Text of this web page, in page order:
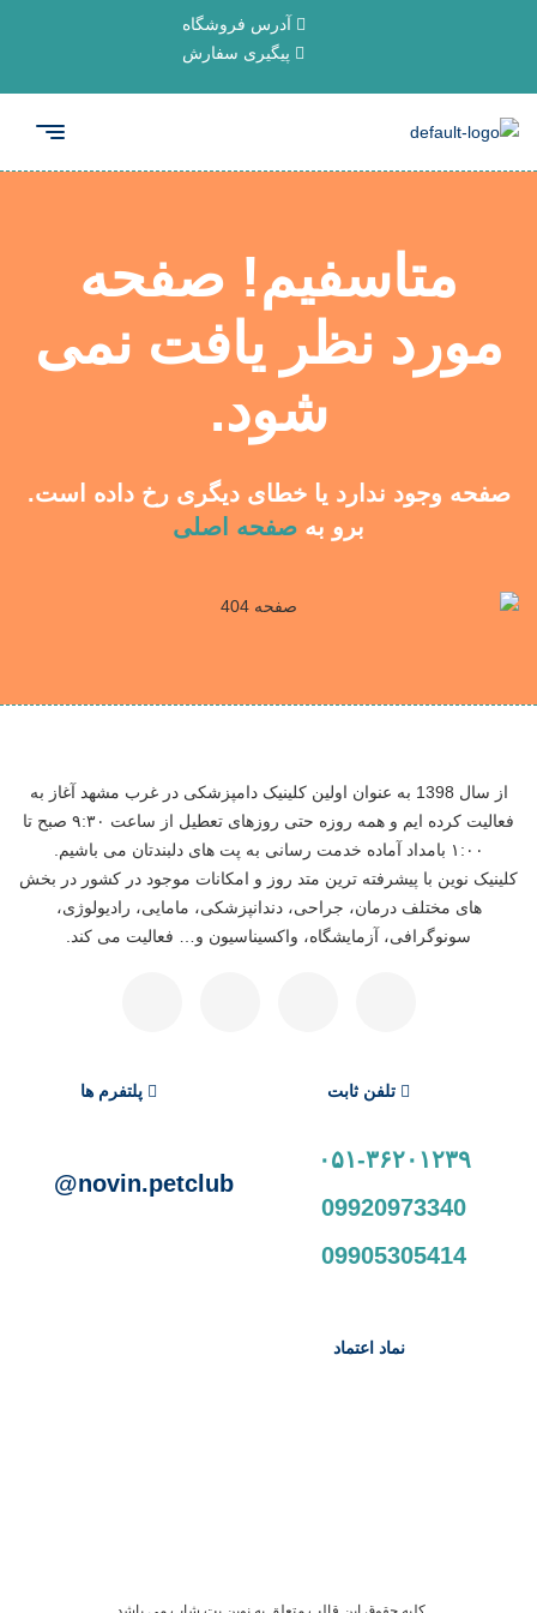
آدرس فروشگاه
پیگیری سفارش
متاسفیم! صفحه
مورد نظر یافت نمی
شود.
صفحه وجود ندارد یا خطای دیگری رخ داده است.
برو به صفحه اصلی
از سال 1398 به عنوان اولین کلینیک دامپزشکی در غرب مشهد آغاز به
فعالیت کرده ایم و همه روزه حتی روزهای تعطیل از ساعت ۹:۳۰ صبح تا
۱:۰۰ بامداد آماده خدمت رسانی به پت های دلبندتان می باشیم.
کلینیک نوین با پیشرفته ترین متد روز و امکانات موجود در کشور در بخش
های مختلف درمان، جراحی، دندانپزشکی، مامایی، رادیولوژی،
سونوگرافی، آزمایشگاه، واکسیناسیون و… فعالیت می کند.
تلفن ثابت
۰۵۱-۳۶۲۰۱۲۳۹
09920973340
09905305414
پلتفرم ها
novin.petclub@
نماد اعتماد